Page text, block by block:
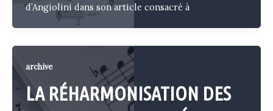
d’Angiolini dans son article consacré à
archive
LA RÉHARMONISATION DES